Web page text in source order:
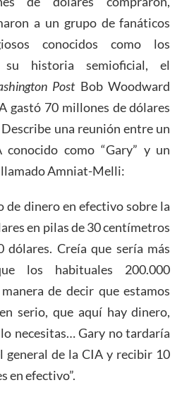
a un grupo de fanáticos
conocidos como los
su historia semioficial, el
PostBob Woodward
gastó 70 millones de dólares
una reunión entre un
como “Gary” y un
llamado Amniat-Melli:
de dinero en efectivo sobre la
en pilas de 30 centímetros
dólares. Creía que sería más
los habituales 200.000
de decir que estamos
serio, que aquí hay dinero,
necesitas… Gary no tardaría
general de la CIA y recibir 10
en efectivo”.